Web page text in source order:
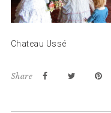
Chateau Ussé
Share